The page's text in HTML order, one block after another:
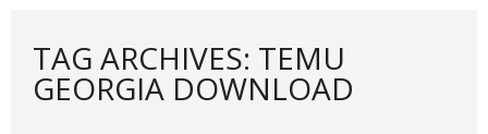
TAG ARCHIVES: TEMU
GEORGIA DOWNLOAD